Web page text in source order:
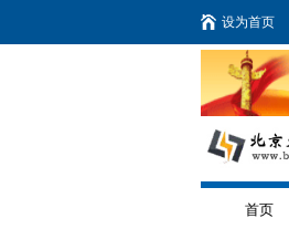
设为首页
首页